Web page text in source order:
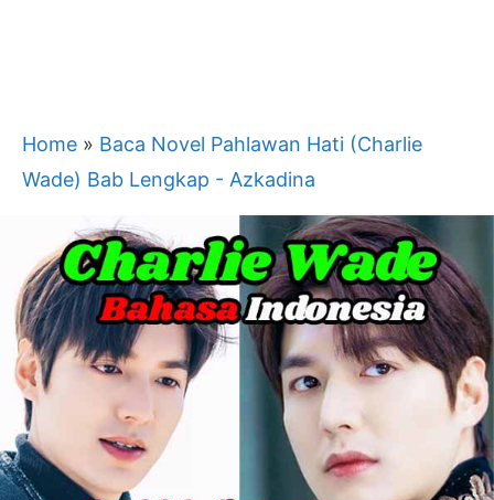
Home » Baca Novel Pahlawan Hati (Charlie
Wade) Bab Lengkap - Azkadina